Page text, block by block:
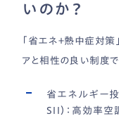
いのか？
「省エネ＋熱中症対策
アと相性の良い制度で
省エネルギー
SII）： 高効率空